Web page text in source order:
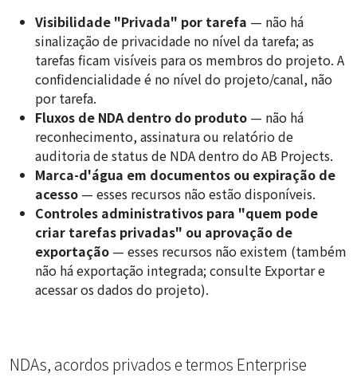
Visibilidade "Privada" por tarefa — não há
sinalização de privacidade no nível da tarefa; as
tarefas ficam visíveis para os membros do projeto. A
confidencialidade é no nível do projeto/canal, não
por tarefa.
Fluxos de NDA dentro do produto — não há
reconhecimento, assinatura ou relatório de
auditoria de status de NDA dentro do AB Projects.
Marca-d'água em documentos ou expiração de
acesso — esses recursos não estão disponíveis.
Controles administrativos para "quem pode
criar tarefas privadas" ou aprovação de
exportação — esses recursos não existem (também
não há exportação integrada; consulte Exportar e
acessar os dados do projeto).
NDAs, acordos privados e termos Enterprise